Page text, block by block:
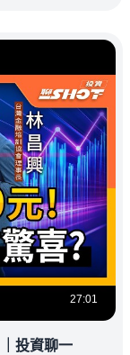
27:01
投資聊一